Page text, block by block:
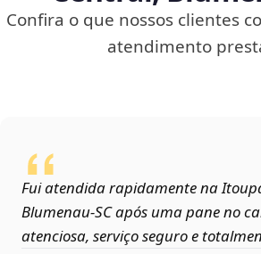
Confira o que nossos clientes
atendimento
Fui atendida rapidamente na
Blumenau‑SC após uma pane no
atenciosa, serviço seguro e